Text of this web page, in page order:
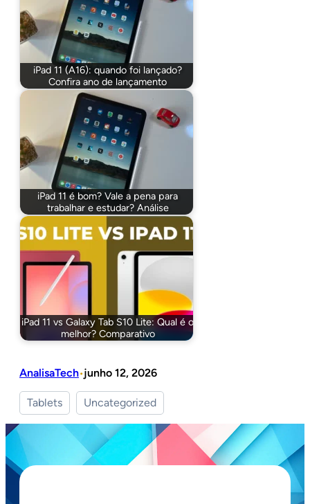
iPad 11 (A16): quando foi lançado?
Confira ano de lançamento
iPad 11 é bom? Vale a pena para
trabalhar e estudar? Análise
iPad 11 vs Galaxy Tab S10 Lite: Qual é o
melhor? Comparativo
AnalisaTech•junho 12, 2026
Tablets Uncategorized